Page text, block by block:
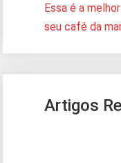
Essa é a
seu café da
Artigos